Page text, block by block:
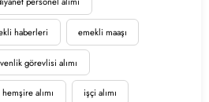
haberleri emekli maaşı
görevlisi alımı
hemşire alımı işçi alımı